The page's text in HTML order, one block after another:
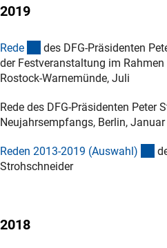
2019
Rede (Download)
des DFG-Präsidenten
der Festveranstaltung im
Rostock-Warnemünde, Juli
Rede des DFG-Präsidenten Peter
Neujahrsempfangs, Berlin, Januar
Reden 2013-2019 (Auswahl)
Strohschneider
2018